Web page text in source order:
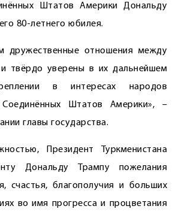
Штатов Америки Дональду
80-летнего юбилея.
дружественные отношения между
твёрдо уверены в их дальнейшем
в интересах народов
Соединённых Штатов Америки», –
главы государства.
Президент Туркменистана
Дональду Трампу пожелания
счастья, благополучия и больших
во имя прогресса и процветания